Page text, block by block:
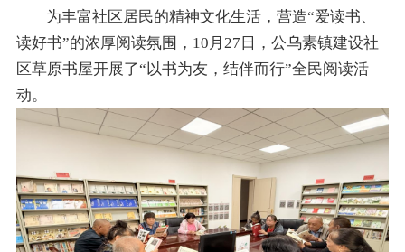
互动交流
为丰富社区居民的精神文化生活，营造“爱读书、
读好书”的浓厚阅读氛围，10月27日，公乌素镇建设社
区草原书屋开展了“以书为友，结伴而行”全民阅读活
动。